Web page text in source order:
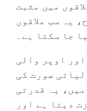
میں مثبت
یہ سب علاقوں
جا سکتا ہے۔
اوپر والی
صورت کی
یہ قدرتی
دیتا ہے اور